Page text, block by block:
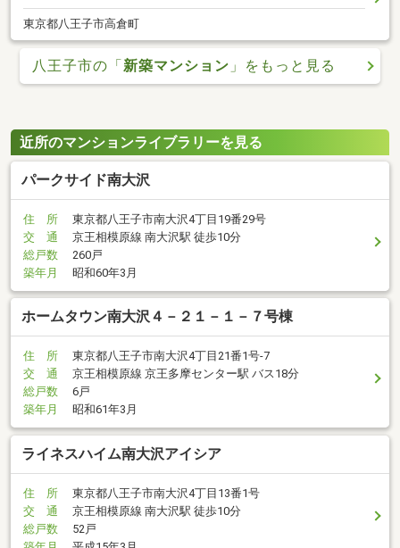
東京都八王子市高倉町
八王子市の「新築マンション 」をもっと見る
近所のマンションライブラリーを見る
パークサイド南大沢
住 所
東京都八王子市南大沢4丁目19番29号
交 通
京王相模原線 南大沢駅 徒歩10分
総戸数
260戸
築年月
昭和60年3月
ホームタウン南大沢４－２１－１－７号棟
住 所
東京都八王子市南大沢4丁目21番1号-7
交 通
京王相模原線 京王多摩センター駅 バス18分
総戸数
6戸
築年月
昭和61年3月
ライネスハイム南大沢アイシア
住 所
東京都八王子市南大沢4丁目13番1号
交 通
京王相模原線 南大沢駅 徒歩10分
総戸数
52戸